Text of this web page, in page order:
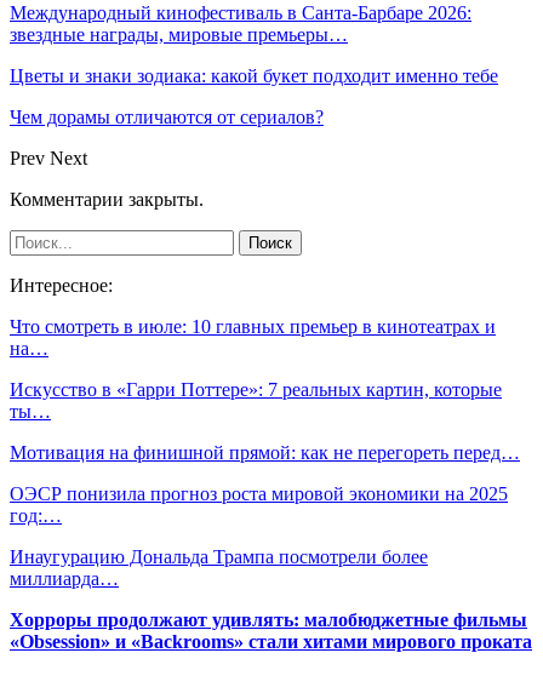
Международный кинофестиваль в Санта-Барбаре 2026:
звездные награды, мировые премьеры…
Цветы и знаки зодиака: какой букет подходит именно тебе
Чем дорамы отличаются от сериалов?
Prev Next
Комментарии закрыты.
Интересное:
Что смотреть в июле: 10 главных премьер в кинотеатрах и
на…
Искусство в «Гарри Поттере»: 7 реальных картин, которые
ты…
Мотивация на финишной прямой: как не перегореть перед…
ОЭСР понизила прогноз роста мировой экономики на 2025
год:…
Инаугурацию Дональда Трампа посмотрели более
миллиарда…
Хорроры продолжают удивлять: малобюджетные фильмы
«Obsession» и «Backrooms» стали хитами мирового проката